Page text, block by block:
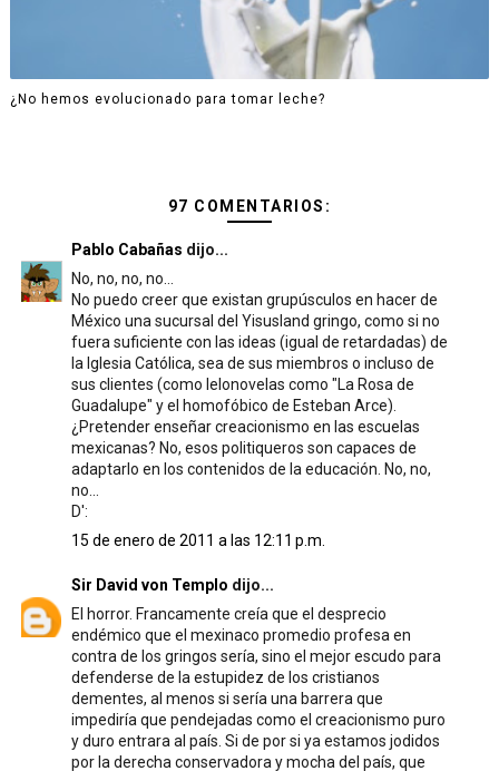
¿No hemos evolucionado para tomar leche?
97 COMENTARIOS:
Pablo Cabañas dijo...
No, no, no, no...
No puedo creer que existan grupúsculos en hacer de
México una sucursal del Yisusland gringo, como si no
fuera suficiente con las ideas (igual de retardadas) de
la Iglesia Católica, sea de sus miembros o incluso de
sus clientes (como lelonovelas como "La Rosa de
Guadalupe" y el homofóbico de Esteban Arce).
¿Pretender enseñar creacionismo en las escuelas
mexicanas? No, esos politiqueros son capaces de
adaptarlo en los contenidos de la educación. No, no,
no...
D':
15 de enero de 2011 a las 12:11 p.m.
Sir David von Templo dijo...
El horror. Francamente creía que el desprecio
endémico que el mexinaco promedio profesa en
contra de los gringos sería, sino el mejor escudo para
defenderse de la estupidez de los cristianos
dementes, al menos si sería una barrera que
impediría que pendejadas como el creacionismo puro
y duro entrara al país. Si de por si ya estamos jodidos
por la derecha conservadora y mocha del país, que